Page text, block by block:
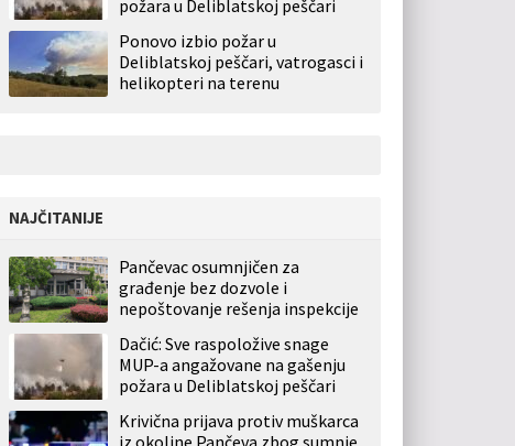
požara u Deliblatskoj peščari
Ponovo izbio požar u
Deliblatskoj peščari, vatrogasci i
helikopteri na terenu
NAJČITANIJE
Pančevac osumnjičen za
građenje bez dozvole i
nepoštovanje rešenja inspekcije
Dačić: Sve raspoložive snage
MUP-a angažovane na gašenju
požara u Deliblatskoj peščari
Krivična prijava protiv muškarca
iz okoline Pančeva zbog sumnje